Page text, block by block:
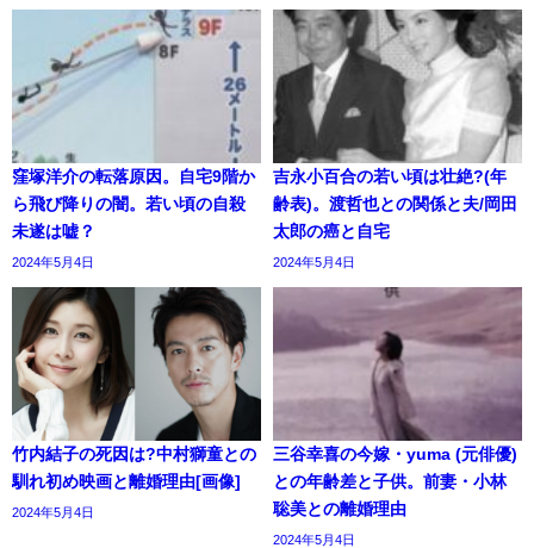
窪塚洋介の転落原因。自宅9階か
ら飛び降りの闇。若い頃の自殺
未遂は嘘？
2024年5月4日
吉永小百合の若い頃は壮絶?(年
齢表)。渡哲也との関係と夫/岡田
太郎の癌と自宅
2024年5月4日
竹内結子の死因は?中村獅童との
馴れ初め映画と離婚理由[画像]
2024年5月4日
三谷幸喜の今嫁・yuma (元俳優)
との年齢差と子供。前妻・小林
聡美との離婚理由
2024年5月4日